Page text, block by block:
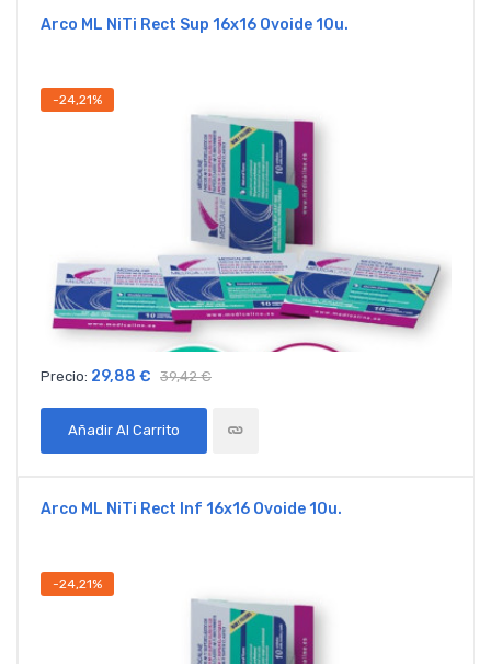
Arco ML NiTi Rect Sup 16x16 Ovoide 10u.
-24,21%
Precio: 29,88 € 39,42 €
Añadir Al Carrito
Arco ML NiTi Rect Inf 16x16 Ovoide 10u.
-24,21%